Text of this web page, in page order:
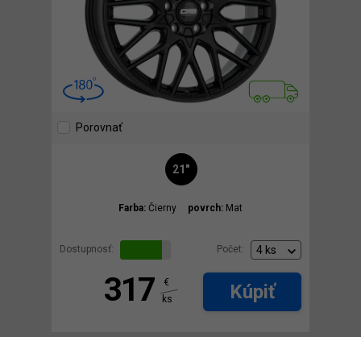
Porovnať
21"
Farba: Čierny povrch: Mat
Dostupnosť: Počet:
317
€
ks
Kúpiť